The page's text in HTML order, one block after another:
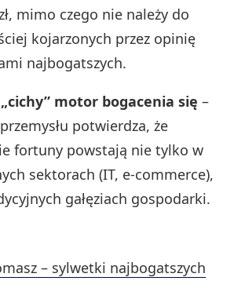
mimo czego nie należy do
kojarzonych przez opinię
najbogatszych.
motor bogacenia się –
potwierdza, że
fortuny powstają nie tylko w
sektorach (IT, e‑commerce),
gałęziach gospodarki.
– sylwetki najbogatszych